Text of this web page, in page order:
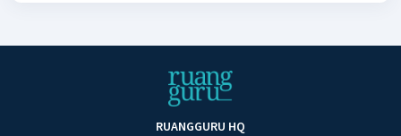
RUANGGURU HQ